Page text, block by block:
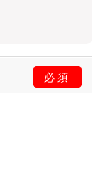
必須